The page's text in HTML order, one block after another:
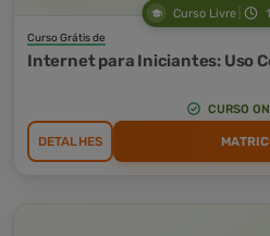
Curso Livre
Curso Grátis de
Internet para Iniciantes: Uso
CURSO
DETALHES